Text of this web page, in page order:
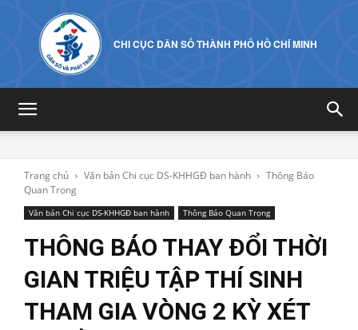
CHI CỤC DÂN SỐ THÀNH PHỐ HỒ CHÍ MINH
Trang chủ Văn bản Chi cục DS-KHHGĐ ban hành
Thông Báo
Quan Trọng
Văn bản Chi cục DS-KHHGĐ ban hành Thông Báo Quan Trọng
THÔNG BÁO THAY ĐỔI THỜI
GIAN TRIỆU TẬP THÍ SINH
THAM GIA VÒNG 2 KỲ XÉT